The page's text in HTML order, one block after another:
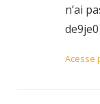
n’ai
Acesse